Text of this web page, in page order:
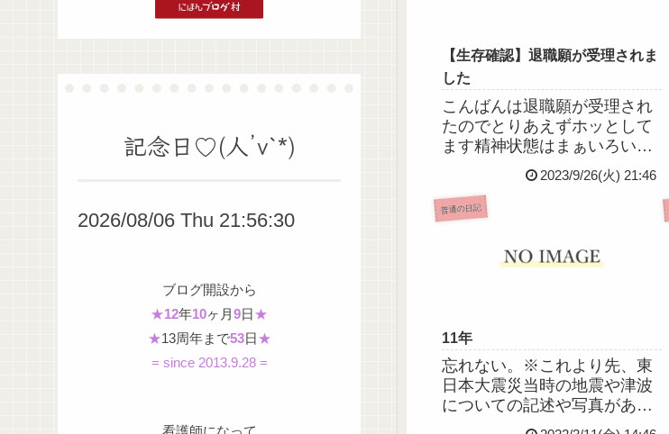
【生存確認】退職願が受理されま
した
こんばんは退職願が受理され
たのでとりあえずホッとして
ます精神状態はまぁいろいろ
ありましたけど仕事を辞めた
ことでだいぶ落ち着いたかな
って感じですやっぱわたし社
会不適合者なんだなぁ働いて
どしばらくは自宅警備(無職)
2023/9/26(火) 21:46
普通の日記
11年
忘れない。※これより先、東
日本大震災当時の地震や津波
についての記述や写真があり
ます！心的外傷がフラッシュ
記念日♡(人’v`*)
2026/08/06 Thu 21:56:31
ブログ開設から
★12年10ヶ月9日★
★13周年まで53日★
= since 2013.9.28 =
看護師になって